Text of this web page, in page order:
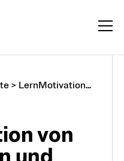
> LernMotivation...
von